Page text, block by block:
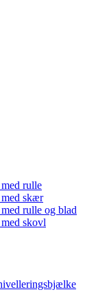
rulle
skær
rulle og blad
skovl